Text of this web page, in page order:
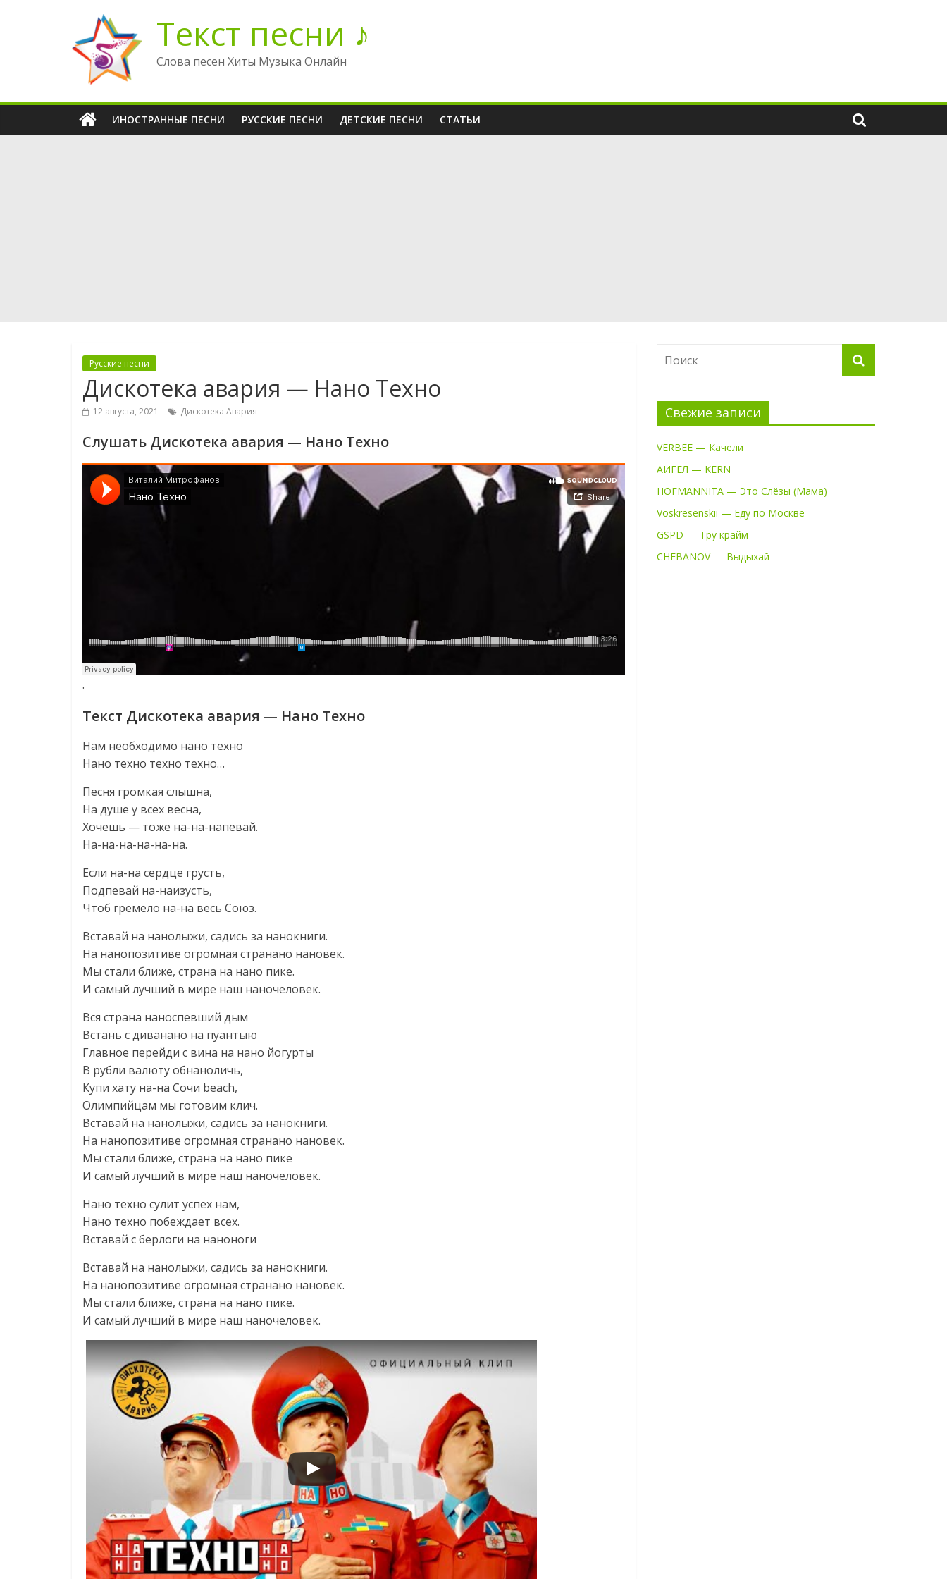
содержимому
Текст песни ♪
Слова песен Хиты Музыка Онлайн
ИНОСТРАННЫЕ ПЕСНИ РУССКИЕ ПЕСНИ ДЕТСКИЕ ПЕСНИ СТАТЬИ
Русские песни
Дискотека авария — Нано Техно
12 августа, 2021 Дискотека Авария
Слушать Дискотека авария — Нано Техно
·
Текст Дискотека авария — Нано Техно
Нам необходимо нано техно
Нано техно техно техно…
Песня громкая слышна,
На душе у всех весна,
Хочешь — тоже на-на-напевай.
На-на-на-на-на-на.
Если на-на сердце грусть,
Подпевай на-наизусть,
Чтоб гремело на-на весь Союз.
Вставай на нанолыжи, садись за нанокниги.
На нанопозитиве огромная странано нановек.
Мы стали ближе, страна на нано пике.
И самый лучший в мире наш наночеловек.
Вся страна наноспевший дым
Встань с диванано на пуантыю
Главное перейди с вина на нано йогурты
В рубли валюту обнаноличь,
Купи хату на-на Сочи beach,
Олимпийцам мы готовим клич.
Вставай на нанолыжи, садись за нанокниги.
На нанопозитиве огромная странано нановек.
Мы стали ближе, страна на нано пике
И самый лучший в мире наш наночеловек.
Нано техно сулит успех нам,
Нано техно побеждает всех.
Вставай с берлоги на наноноги
Вставай на нанолыжи, садись за нанокниги.
На нанопозитиве огромная странано нановек.
Мы стали ближе, страна на нано пике.
И самый лучший в мире наш наночеловек.
Свежие записи
VERBEE — Качели
АИГЕЛ — KERN
HOFMANNITA — Это Слёзы (Мама)
Voskresenskii — Еду по Москве
GSPD — Тру крайм
CHEBANOV — Выдыхай